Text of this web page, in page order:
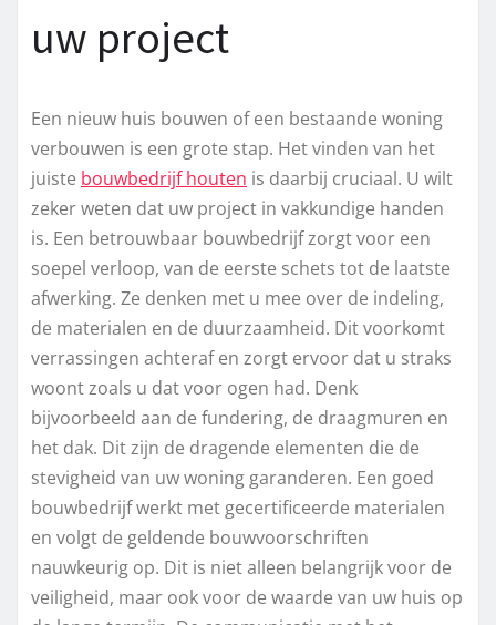
uw project
Een nieuw huis bouwen of een bestaande woning
verbouwen is een grote stap. Het vinden van het
juiste bouwbedrijf houten is daarbij cruciaal. U wilt
zeker weten dat uw project in vakkundige handen
is. Een betrouwbaar bouwbedrijf zorgt voor een
soepel verloop, van de eerste schets tot de laatste
afwerking. Ze denken met u mee over de indeling,
de materialen en de duurzaamheid. Dit voorkomt
verrassingen achteraf en zorgt ervoor dat u straks
woont zoals u dat voor ogen had. Denk
bijvoorbeeld aan de fundering, de draagmuren en
het dak. Dit zijn de dragende elementen die de
stevigheid van uw woning garanderen. Een goed
bouwbedrijf werkt met gecertificeerde materialen
en volgt de geldende bouwvoorschriften
nauwkeurig op. Dit is niet alleen belangrijk voor de
veiligheid, maar ook voor de waarde van uw huis op